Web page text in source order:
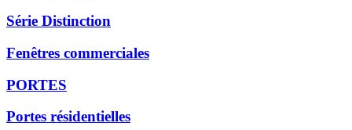
Série Distinction
Fenêtres commerciales
PORTES
Portes résidentielles